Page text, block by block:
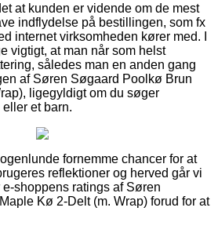
at kunden er vidende om de mest
indflydelse på bestillingen, som fx
internet virksomheden kører med. I
vigtigt, at man når som helst
således man en anden gang
af Søren Søgaard Poolkø Brun
ligegyldigt om du søger
et barn.
fornemme chancer for at
reflektioner og herved går vi
shoppens ratings af Søren
Kø 2-Delt (m. Wrap) forud for at